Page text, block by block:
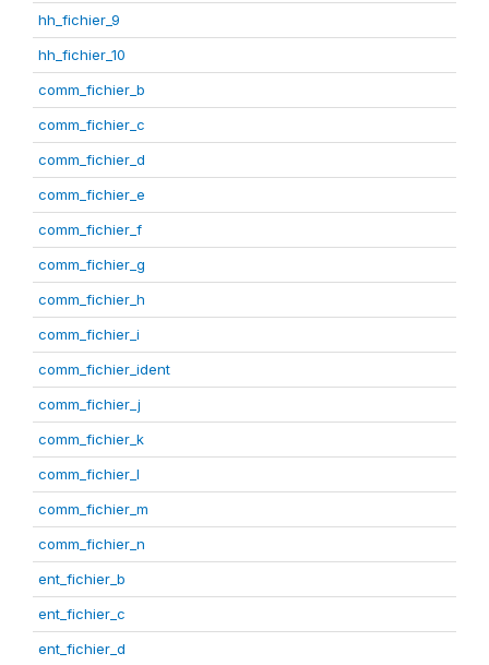
hh_fichier_9
hh_fichier_10
comm_fichier_b
comm_fichier_c
comm_fichier_d
comm_fichier_e
comm_fichier_f
comm_fichier_g
comm_fichier_h
comm_fichier_i
comm_fichier_ident
comm_fichier_j
comm_fichier_k
comm_fichier_l
comm_fichier_m
comm_fichier_n
ent_fichier_b
ent_fichier_c
ent_fichier_d